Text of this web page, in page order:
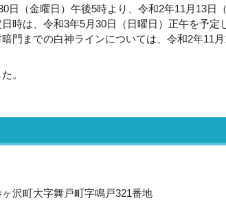
（金曜日）午後5時より、令和2年11月13日
時は、令和3年5月30日（日曜日）正午を予定
門までの白神ラインについては、令和2年11
。
沢町大字舞戸町字鳴戸321番地